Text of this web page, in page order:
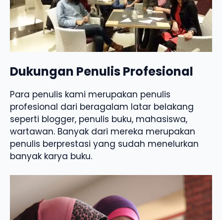
Dukungan Penulis Profesional
Para penulis kami merupakan penulis
profesional dari beragalam latar belakang
seperti blogger, penulis buku, mahasiswa,
wartawan. Banyak dari mereka merupakan
penulis berprestasi yang sudah menelurkan
banyak karya buku.